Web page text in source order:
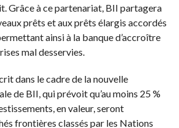
Grâce à ce partenariat, BII partagera
prêts et aux prêts élargis accordés
ainsi à la banque d’accroître
mal desservies.
dans le cadre de la nouvelle
de BII, qui prévoit qu’au moins 25 %
en valeur, seront
frontières classés par les Nations